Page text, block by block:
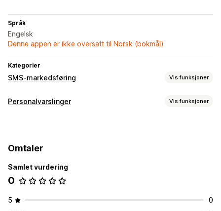
Språk
Engelsk
Denne appen er ikke oversatt til Norsk (bokmål)
Kategorier
SMS-markedsføring Vis funksjoner
Arbeidsflytautomatisering
Personalvarslinger Vis funksjoner
Status for ordre
Kundevarsler
Tilpasning
Omtaler
Samlet vurdering
0
5
0